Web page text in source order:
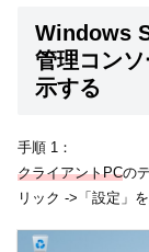
Windows
管理コン
示する
手順 1：
クライアントPCの
リック ->「設定」